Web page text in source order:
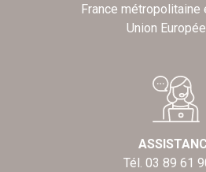
France métropolitaine
Union
Tél. 03 89 61